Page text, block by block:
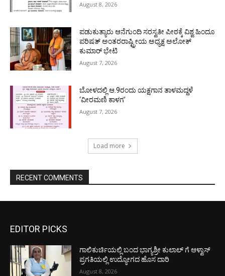
August 8, 2026
ಪಡುಕುತ್ಯಾರು ಆನೆಗುಂದಿ ಸರಸ್ವತೀ ಪೀಠಕ್ಕೆ ವಿಶ್ವ ಹಿಂದೂ
ಪರಿಷತ್ ಅಂತರರಾಷ್ಟ್ರೀಯ ಅಧ್ಯಕ್ಷ ಅಲೋಕ್
ಕುಮಾರ್ ಭೇಟಿ
August 7, 2026
ಬೋಳದಲ್ಲಿ ಆ.9ರಂದು ಯಕ್ಷಗಾನ ತಾಳಮದ್ದಳೆ
‘ವೀರಮಣಿ ಕಾಳಗ’
August 7, 2026
Load more
RECENT COMMENTS
EDITOR PICKS
ಗಾಲಿಕುರ್ಚಿಯಲ್ಲಿ ಬಂದ ಭಾಗ್ಯಶ್ರೀ ಕುಲಾಲ್ ಗೆ ಆಳ್ವಾಸ್
ಪ್ರಗತಿಯಲ್ಲಿ ಉದ್ಯೋಗದ ಹೊಸ ದಾರಿ
August 8, 2026